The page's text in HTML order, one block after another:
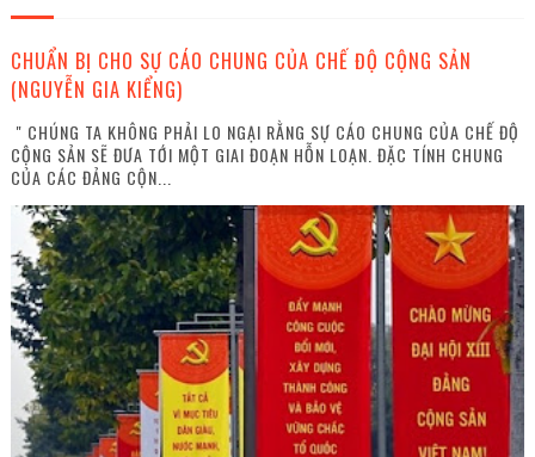
CHUẨN BỊ CHO SỰ CÁO CHUNG CỦA CHẾ ĐỘ CỘNG SẢN
(NGUYỄN GIA KIỂNG)
" CHÚNG TA KHÔNG PHẢI LO NGẠI RẰNG SỰ CÁO CHUNG CỦA CHẾ ĐỘ
CỘNG SẢN SẼ ĐƯA TỚI MỘT GIAI ĐOẠN HỖN LOẠN. ĐẶC TÍNH CHUNG
CỦA CÁC ĐẢNG CỘN...